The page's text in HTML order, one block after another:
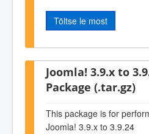
Töltse le most
Joomla! 3.9.x to
Package (.tar.gz)
This package is for
Joomla! 3.9.x to 3.9.24